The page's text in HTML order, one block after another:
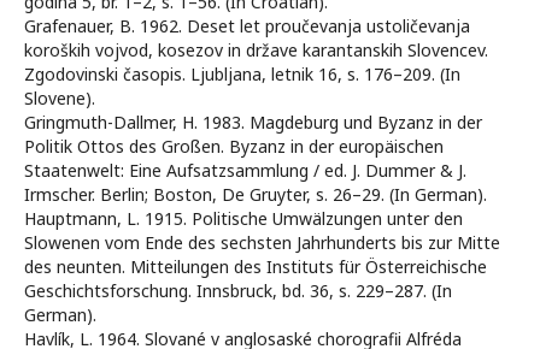
Grafenauer, B. 1962. Deset let proučevanja ustoličevanja
koroških vojvod, kosezov in države karantanskih Slovencev.
Zgodovinski časopis. Ljubljana, letnik 16, s. 176–209. (In
Slovene).
Gringmuth-Dallmer, H. 1983. Magdeburg und Byzanz in der
Politik Ottos des Großen. Byzanz in der europäischen
Staatenwelt: Eine Aufsatzsammlung / ed. J. Dummer & J.
Irmscher. Berlin; Boston, De Gruyter, s. 26–29. (In German).
Hauptmann, L. 1915. Politische Umwälzungen unter den
Slowenen vom Ende des sechsten Jahrhunderts bis zur Mitte
des neunten. Mitteilungen des Instituts für Österreichische
Geschichtsforschung. Innsbruck, bd. 36, s. 229–287. (In
German).
Havlík, L. 1964. Slované v anglosaské chorografii Alfréda